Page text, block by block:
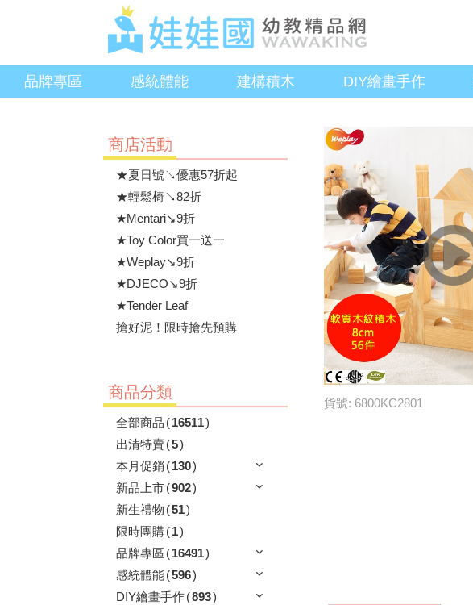
品牌專區 感統體能 建構積木 DIY繪畫手作
商店活動
★夏日號↘優惠57折起
★輕鬆椅↘82折
★Mentari↘9折
★Toy Color買一送一
★Weplay↘9折
★DJECO↘9折
★Tender Leaf
搶好泥！限時搶先預購
商品分類
全部商品 (16511)
出清特賣(5)
本月促銷(130)
新品上市(902)
新生禮物 (51)
限時團購(1)
品牌專區 (16491)
感統體能(596)
DIY繪畫手作(893)
貨號: 6800KC2801